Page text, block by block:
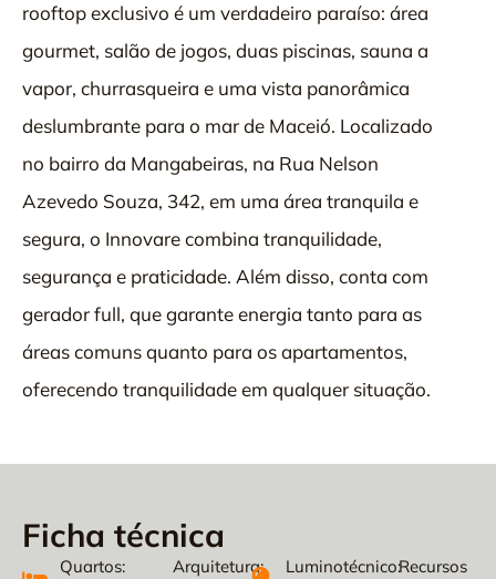
rooftop exclusivo é um verdadeiro paraíso: área
gourmet, salão de jogos, duas piscinas, sauna a
vapor, churrasqueira e uma vista panorâmica
deslumbrante para o mar de Maceió. Localizado
no bairro da Mangabeiras, na Rua Nelson
Azevedo Souza, 342, em uma área tranquila e
segura, o Innovare combina tranquilidade,
segurança e praticidade. Além disso, conta com
gerador full, que garante energia tanto para as
áreas comuns quanto para os apartamentos,
oferecendo tranquilidade em qualquer situação.
Ficha técnica
Quartos:
Arquitetura:
Luminotécnico:Recursos